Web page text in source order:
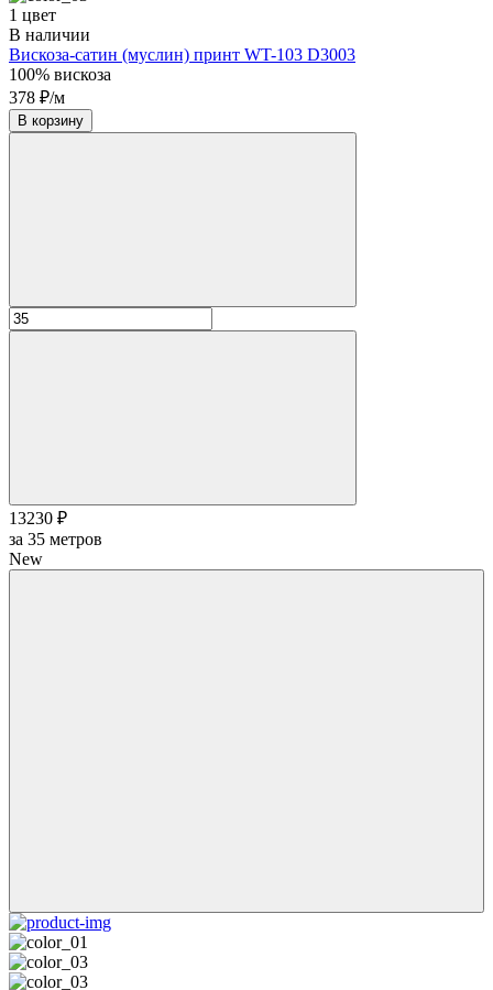
1 цвет
В наличии
Вискоза-сатин (муслин) принт WT-103 D3003
100% вискоза
378 ₽/м
В корзину
13230 ₽
за 35 метров
New